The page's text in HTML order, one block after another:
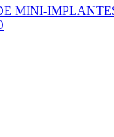
MINI-